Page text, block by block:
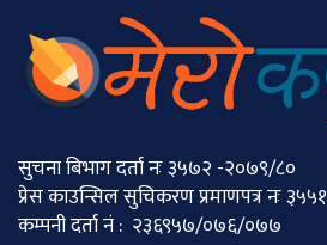
सुचना बिभाग दर्ता नः ३५७२ -२०७९/८०
प्रेस काउन्सिल सुचिकरण प्रमाणपत्र नः ३५५१
कम्पनी दर्ता नं : २३६९५७/०७६/०७७